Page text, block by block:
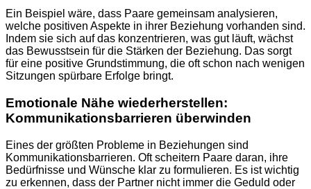
Ein Beispiel wäre, dass Paare gemeinsam analysieren,
welche positiven Aspekte in ihrer Beziehung vorhanden sind.
Indem sie sich auf das konzentrieren, was gut läuft, wächst
das Bewusstsein für die Stärken der Beziehung. Das sorgt
für eine positive Grundstimmung, die oft schon nach wenigen
Sitzungen spürbare Erfolge bringt.
Emotionale Nähe wiederherstellen:
Kommunikationsbarrieren überwinden
Eines der größten Probleme in Beziehungen sind
Kommunikationsbarrieren. Oft scheitern Paare daran, ihre
Bedürfnisse und Wünsche klar zu formulieren. Es ist wichtig
zu erkennen, dass der Partner nicht immer die Geduld oder